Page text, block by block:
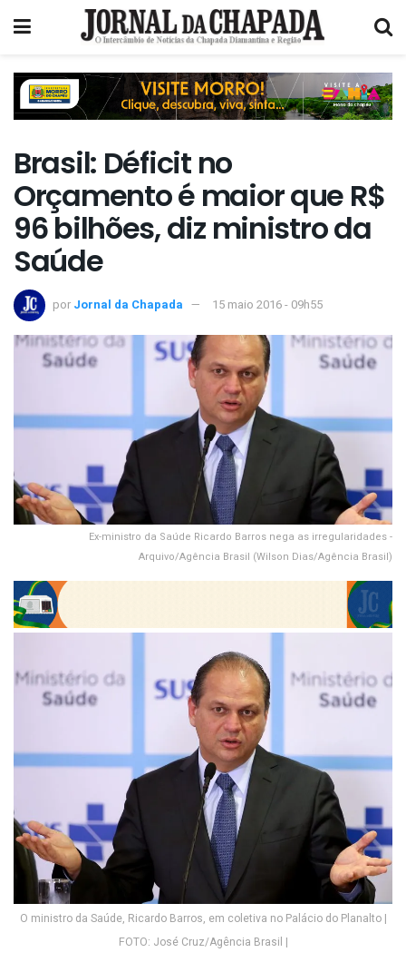
Brasil: Déficit no
Orçamento é maior que R$
96 bilhões, diz ministro da
Saúde
por Jornal da Chapada 15 maio 2016 - 09h55
Ex-ministro da Saúde Ricardo Barros nega as irregularidades -
Arquivo/Agência Brasil (Wilson Dias/Agência Brasil)
O ministro da Saúde, Ricardo Barros, em coletiva no Palácio do Planalto |
FOTO: José Cruz/Agência Brasil |